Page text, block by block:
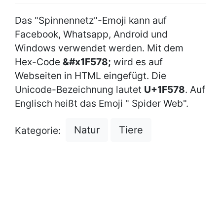
Das "Spinnennetz"-Emoji kann auf
Facebook, Whatsapp, Android und
Windows verwendet werden. Mit dem
Hex-Code &#x1F578; wird es auf
Webseiten in HTML eingefügt. Die
Unicode-Bezeichnung lautet U+1F578. Auf
Englisch heißt das Emoji " Spider Web".
Kategorie: Natur Tiere